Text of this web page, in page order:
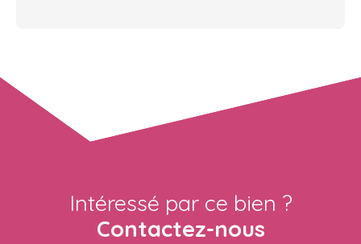
Intéressé par ce bien ?
Contactez-nous